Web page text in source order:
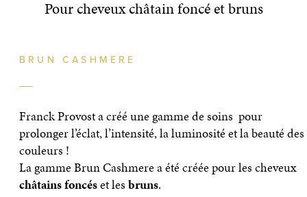
Pour cheveux châtain foncé et bruns
BRUN CASHMERE
Franck Provost a créé une gamme de soins pour
prolonger l’éclat, l’intensité, la luminosité et la beauté des
couleurs !
La gamme Brun Cashmere a été créée pour les cheveux
châtains foncéset les bruns.